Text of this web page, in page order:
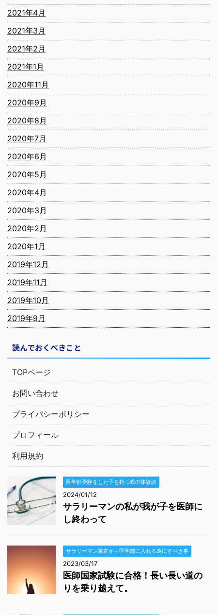
2021年4月
2021年3月
2021年2月
2021年1月
2020年11月
2020年9月
2020年8月
2020年7月
2020年6月
2020年5月
2020年4月
2020年3月
2020年2月
2020年1月
2019年12月
2019年11月
2019年10月
2019年9月
読んでおくべきこと
TOPページ
お問い合わせ
プライバシーポリシー
プロフィール
利用規約
医学部受験をした子を持つ親の体験談
2024/01/12
サラリーマンの私が我が子を医師に
し終わって
サラリーマン家庭から医学部に入れる為にすべき事
2023/03/17
医師国家試験に合格！長い長い道の
りを乗り越えて。